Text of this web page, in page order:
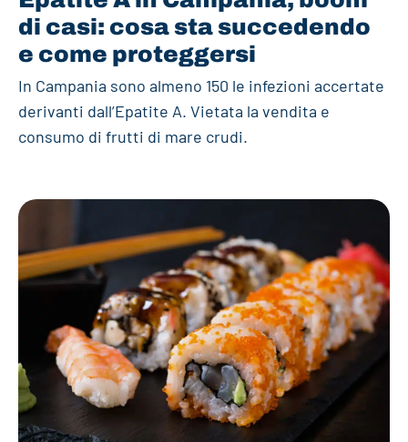
di casi: cosa sta succedendo
e come proteggersi
In Campania sono almeno 150 le infezioni accertate
derivanti dall’Epatite A. Vietata la vendita e
consumo di frutti di mare crudi.